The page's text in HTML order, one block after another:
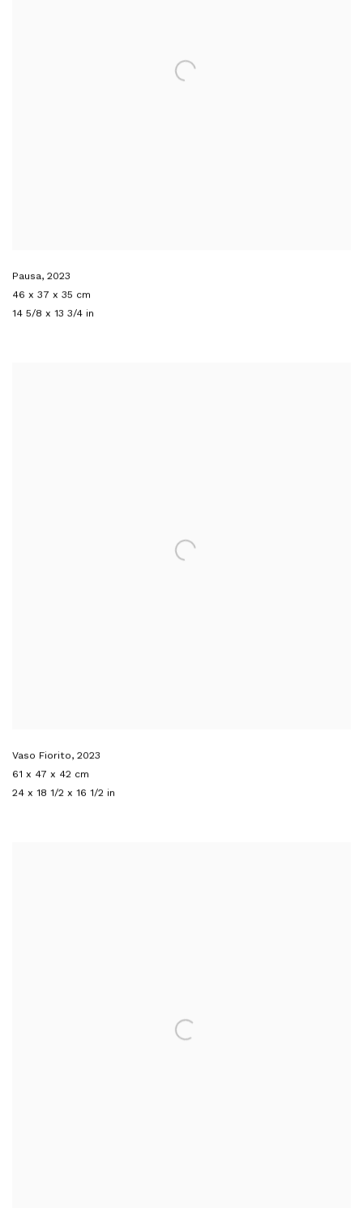
Pausa, 2023
46 x 37 x 35 cm
14 5/8 x 13 3/4 in
Vaso Fiorito, 2023
61 x 47 x 42 cm
24 x 18 1/2 x 16 1/2 in